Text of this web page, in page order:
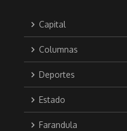
Capital
Columnas
Deportes
Estado
Farandula